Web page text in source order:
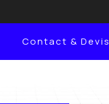
Contact & Devis